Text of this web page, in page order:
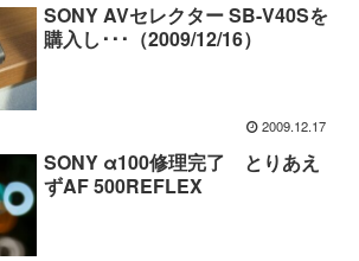
SONY AVセレクター SB-V40Sを
購入し･･･（2009/12/16）
2009.12.17
SONY α100修理完了 とりあえ
ずAF 500REFLEX